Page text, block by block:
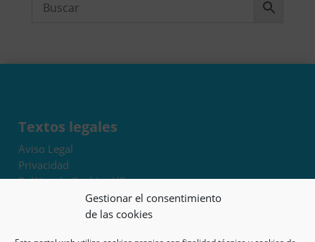
Gestionar el consentimiento
de las cookies
Textos legales
Aviso Legal
Privacidad
Política de Cookies UE
Términos y condiciones
Exoneración de responsabilidad